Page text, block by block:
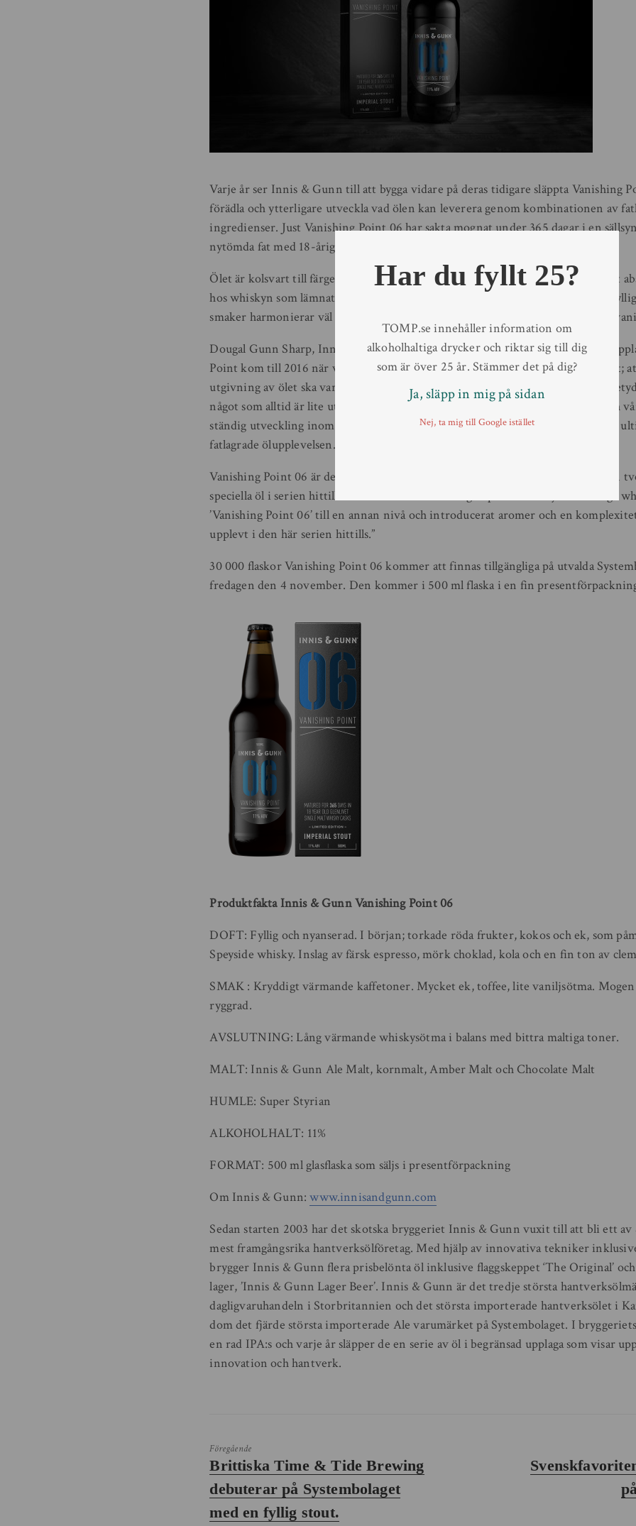
Varje år ser Innis & Gunn till att bygga vidare på deras tidigare släppta Vanishing
förädla och ytterligare utveckla vad ölen kan leverera genom kombinationen av
ingredienser. Just Vanishing Point 06 har sakta mognat under 365 dagar i en
nytömda fat med 18-årig Speyside Single Malt Whisky.
Ölet är kolsvart till färgen och under de 365 dagarna de vilat på dessa fat har ölet
hos whiskyn som lämnats kvar i eken; toner av vinterkryddor, klementin och
smaker harmonierar väl med ölet och dess kraftfulla karaktär av mörk choklad,
Dougal Gunn Sharp, Innis & Gunns grundare och bryggmästare sa: ”Vår första
Point kom till 2016 när vi bestämde oss för att testa ett långsiktigt ölexperiment;
utgivning av ölet ska vara en utveckling av den senaste upplagan. På engelska
något som alltid är lite utom räckhåll och namnet passar perfekt till denna öl och
ständig utveckling inom bryggning, för att kunna ge den som avnjuter ölet den
fatlagrade ölupplevelsen.
Vanishing Point 06 är den perfekta presentationen av detta koncept och är utan
speciella öl i serien hittills. Genom att låta ölet mogna på dessa sällsynta 18-åriga
’Vanishing Point 06’ till en annan nivå och introducerat aromer och en
upplevt i den här serien hittills.”
30 000 flaskor Vanishing Point 06 kommer att finnas tillgängliga på utvalda
fredagen den 4 november. Den kommer i 500 ml flaska i en fin
Produktfakta Innis & Gunn Vanishing Point 06
DOFT: Fyllig och nyanserad. I början; torkade röda frukter, kokos och ek, som
Speyside whisky. Inslag av färsk espresso, mörk choklad, kola och en fin ton av
SMAK : Kryddigt värmande kaffetoner. Mycket ek, toffee, lite vaniljsötma.
ryggrad.
AVSLUTNING: Lång värmande whiskysötma i balans med bittra maltiga toner.
MALT: Innis & Gunn Ale Malt, kornmalt, Amber Malt och Chocolate Malt
HUMLE: Super Styrian
ALKOHOLHALT: 11%
FORMAT: 500 ml glasflaska som säljs i presentförpackning
Om Innis & Gunn:www.innisandgunn.com
Sedan starten 2003 har det skotska bryggeriet Innis & Gunn vuxit till att bli ett
mest framgångsrika hantverksölföretag. Med hjälp av innovativa tekniker
brygger Innis & Gunn flera prisbelönta öl inklusive flaggskeppet ‘The Original’
lager, ’Innis & Gunn Lager Beer’. Innis & Gunn är det tredje största
dagligvaruhandeln i Storbritannien och det största importerade hantverksölet i
dom det fjärde största importerade Ale varumärket på Systembolaget. I
en rad IPA:s och varje år släpper de en serie av öl i begränsad upplaga som visar
innovation och hantverk.
Föregående
Föregående
inlägg:
Brittiska Time & Tide Brewing
debuterar på Systembolaget
med en fyllig stout.
Nästa
Har du fyllt 25?
TOMP.se innehåller information om
alkoholhaltiga drycker och riktar sig till dig
som är över 25 år. Stämmer det på dig?
Ja, släpp in mig på sidan
Nej, ta mig till Google istället